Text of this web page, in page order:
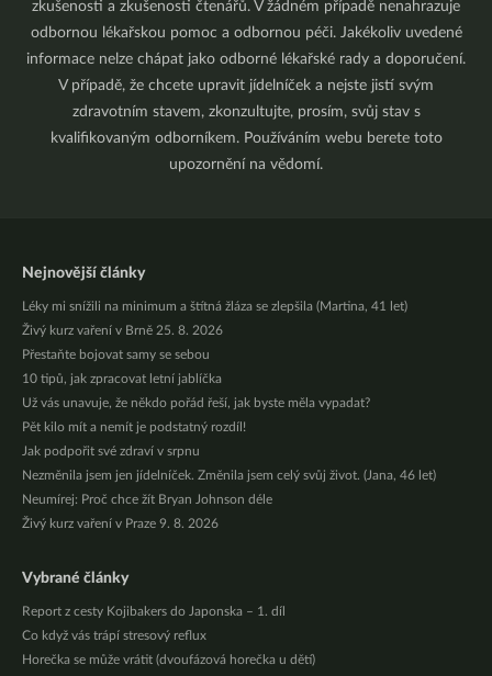
zkušenosti a zkušenosti čtenářů. V žádném případě nenahrazuje
odbornou lékařskou pomoc a odbornou péči. Jakékoliv uvedené
informace nelze chápat jako odborné lékařské rady a doporučení.
V případě, že chcete upravit jídelníček a nejste jistí svým
zdravotním stavem, zkonzultujte, prosím, svůj stav s
kvalifikovaným odborníkem. Používáním webu berete toto
upozornění na vědomí.
Nejnovější články
Léky mi snížili na minimum a štítná žláza se zlepšila (Martina, 41 let)
Živý kurz vaření v Brně 25. 8. 2026
Přestaňte bojovat samy se sebou
10 tipů, jak zpracovat letní jablíčka
Už vás unavuje, že někdo pořád řeší, jak byste měla vypadat?
Pět kilo mít a nemít je podstatný rozdíl!
Jak podpořit své zdraví v srpnu
Nezměnila jsem jen jídelníček. Změnila jsem celý svůj život. (Jana, 46 let)
Neumírej: Proč chce žít Bryan Johnson déle
Živý kurz vaření v Praze 9. 8. 2026
Vybrané články
Report z cesty Kojibakers do Japonska – 1. díl
Co když vás trápí stresový reflux
Horečka se může vrátit (dvoufázová horečka u dětí)